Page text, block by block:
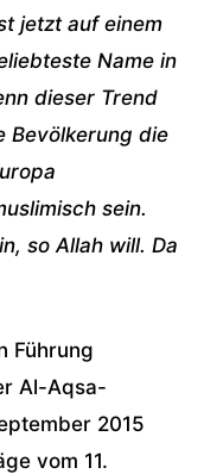
jetzt auf einem
Name in
dieser Trend
Bevölkerung die
sein.
so Allah will. Da
Führung
Al-Aqsa-
2015
vom 11.